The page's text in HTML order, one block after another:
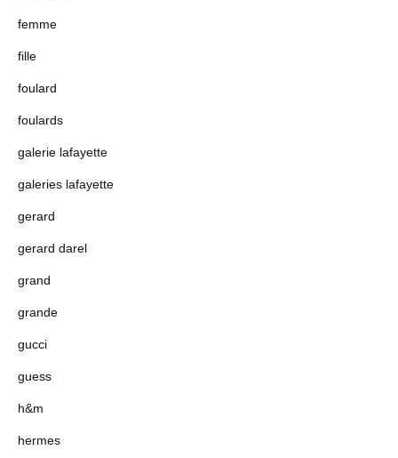
femme
fille
foulard
foulards
galerie lafayette
galeries lafayette
gerard
gerard darel
grand
grande
gucci
guess
h&m
hermes